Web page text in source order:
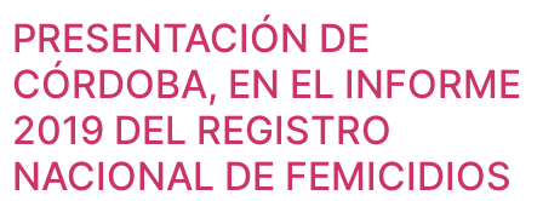
PRESENTACIÓN DE
CÓRDOBA, EN EL INFORME
2019 DEL REGISTRO
NACIONAL DE FEMICIDIOS